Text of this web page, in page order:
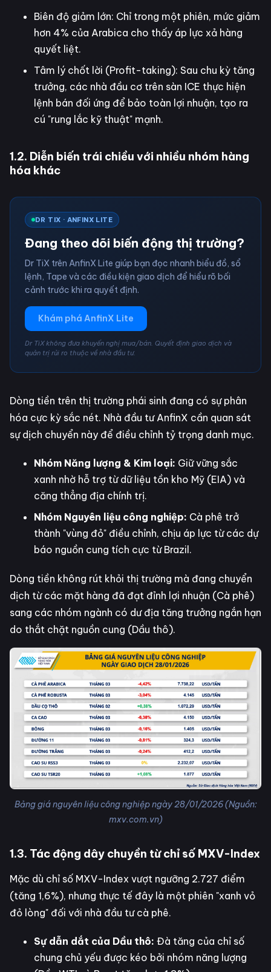
Biên độ giảm lớn: Chỉ trong một phiên, mức giảm
hơn 4% của Arabica cho thấy áp lực xả hàng
quyết liệt.
Tâm lý chốt lời (Profit-taking): Sau chu kỳ tăng
trưởng, các nhà đầu cơ trên sàn ICE thực hiện
lệnh bán đối ứng để bảo toàn lợi nhuận, tạo ra
cú "rung lắc kỹ thuật" mạnh.
1.2. Diễn biến trái chiều với nhiều nhóm hàng
hóa khác
DR TIX · ANFINX LITE
Đang theo dõi biến động thị trường?
Dr TiX trên AnfinX Lite giúp bạn đọc nhanh biểu đồ, sổ
lệnh, Tape và các điều kiện giao dịch để hiểu rõ bối
cảnh trước khi ra quyết định.
Khám phá AnfinX Lite
Dr TiX không đưa khuyến nghị mua/bán. Quyết định giao dịch và
quản trị rủi ro thuộc về nhà đầu tư.
Dòng tiền trên thị trường phái sinh đang có sự phân
hóa cực kỳ sắc nét. Nhà đầu tư AnfinX cần quan sát
sự dịch chuyển này để điều chỉnh tỷ trọng danh mục.
Nhóm Năng lượng & Kim loại: Giữ vững sắc
xanh nhờ hỗ trợ từ dữ liệu tồn kho Mỹ (EIA) và
căng thẳng địa chính trị.
Nhóm Nguyên liệu công nghiệp: Cà phê trở
thành "vùng đỏ" điều chỉnh, chịu áp lực từ các dự
báo nguồn cung tích cực từ Brazil.
Dòng tiền không rút khỏi thị trường mà đang chuyển
dịch từ các mặt hàng đã đạt đỉnh lợi nhuận (Cà phê)
sang các nhóm ngành có dư địa tăng trưởng ngắn hạn
do thắt chặt nguồn cung (Dầu thô).
Bảng giá nguyên liệu công nghiệp ngày 28/01/2026 (Nguồn:
mxv.com.vn)
1.3. Tác động dây chuyền từ chỉ số MXV-Index
Mặc dù chỉ số MXV-Index vượt ngưỡng 2.727 điểm
(tăng 1,6%), nhưng thực tế đây là một phiên "xanh vỏ
đỏ lòng" đối với nhà đầu tư cà phê.
Sự dẫn dắt của Dầu thô: Đà tăng của chỉ số
chung chủ yếu được kéo bởi nhóm năng lượng